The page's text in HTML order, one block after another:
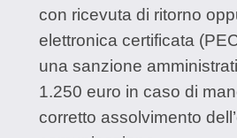
con ricevuta di ritorno
elettronica certificata
una sanzione
1.250 euro in caso di
corretto assolvimento